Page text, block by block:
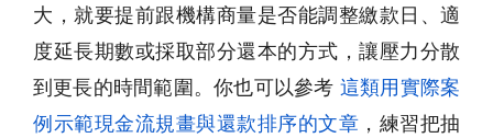
大，就要提前跟機構商量是否能調整繳款日、適
度延長期數或採取部分還本的方式，讓壓力分散
到更長的時間範圍。你也可以參考 這類用實際案
例示範現金流規畫與還款排序的文章 ，練習把抽